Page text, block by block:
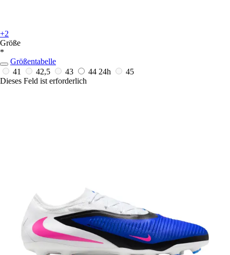
+2
Größe
*
Größentabelle
41
42,5 43 44 24h
45
Dieses Feld ist erforderlich